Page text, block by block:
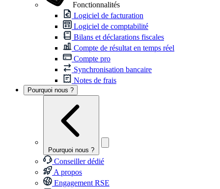
Fonctionnalités
Logiciel de facturation
Logiciel de comptabilité
Bilans et déclarations fiscales
Compte de résultat en temps réel
Compte pro
Synchronisation bancaire
Notes de frais
Pourquoi nous ?
Pourquoi nous ?
Conseiller dédié
A propos
Engagement RSE